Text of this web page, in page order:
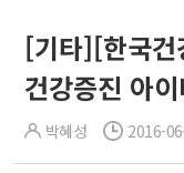
[기타][한국건
건강증진 아
박혜성 2016-